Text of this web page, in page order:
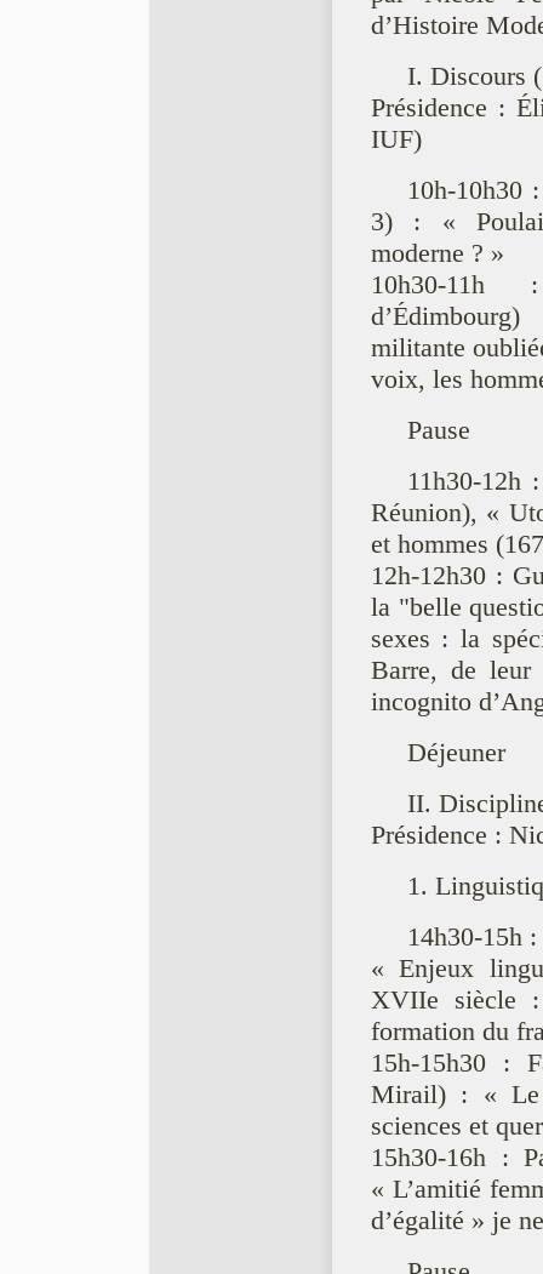
d’Histoire
I. Discours
Présidence :
IUF)
10h-10h30
3) : «
moderne ? »
10h30-11h
militante
voix, les
Pause
11h30-12h
Réunion), «
et hommes
12h-12h30 :
la "belle
sexes : la
Barre, de leur
incognito
Déjeuner
II.
Présidence :
1.
14h30-15h
« Enjeux
XVIIe siècle
formation du
15h-15h30 :
Mirail) : « Le
sciences et
15h30-16h :
« L’amitié
d’égalité » je